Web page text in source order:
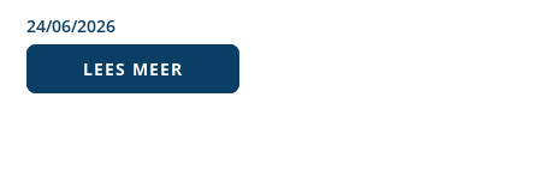
24/06/2026
LEES MEER